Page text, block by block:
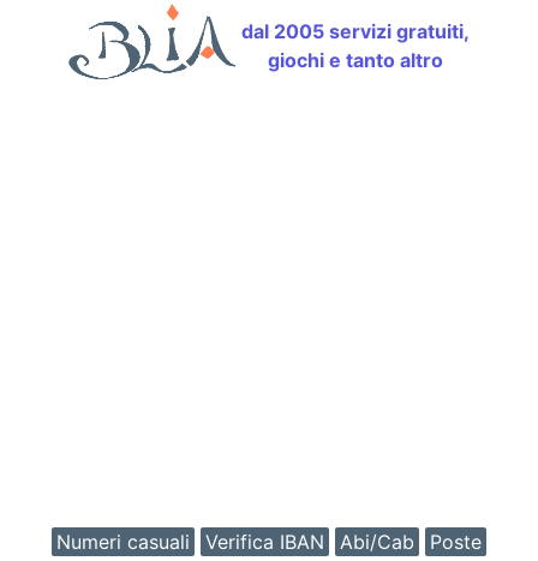
dal 2005 servizi gratuiti,
giochi e tanto altro
Numeri casuali Verifica IBAN Abi/Cab
Poste